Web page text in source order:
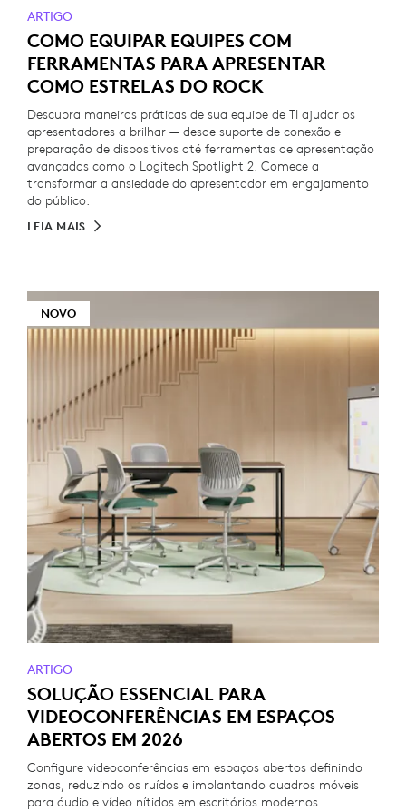
ARTIGO
COMO EQUIPAR EQUIPES COM
FERRAMENTAS PARA APRESENTAR
COMO ESTRELAS DO ROCK
Descubra maneiras práticas de sua equipe de TI ajudar os
apresentadores a brilhar — desde suporte de conexão e
preparação de dispositivos até ferramentas de apresentação
avançadas como o Logitech Spotlight 2. Comece a
transformar a ansiedade do apresentador em engajamento
do público.
LEIA MAIS
NOVO
ARTIGO
SOLUÇÃO ESSENCIAL PARA
VIDEOCONFERÊNCIAS EM ESPAÇOS
ABERTOS EM 2026
Configure videoconferências em espaços abertos definindo
zonas, reduzindo os ruídos e implantando quadros móveis
para áudio e vídeo nítidos em escritórios modernos.